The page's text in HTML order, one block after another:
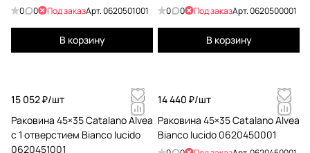
0 0 Под заказАрт.0620501001
В корзину
0 0 Под заказАрт.0620500001
В корзину
15 052 ₽/шт
Раковина 45×35 Catalano Alvea
с 1 отверстием Bianco lucido
0620451001
14 440 ₽/шт
Раковина 45×35 Catalano Alvea
Bianco lucido 0620450001